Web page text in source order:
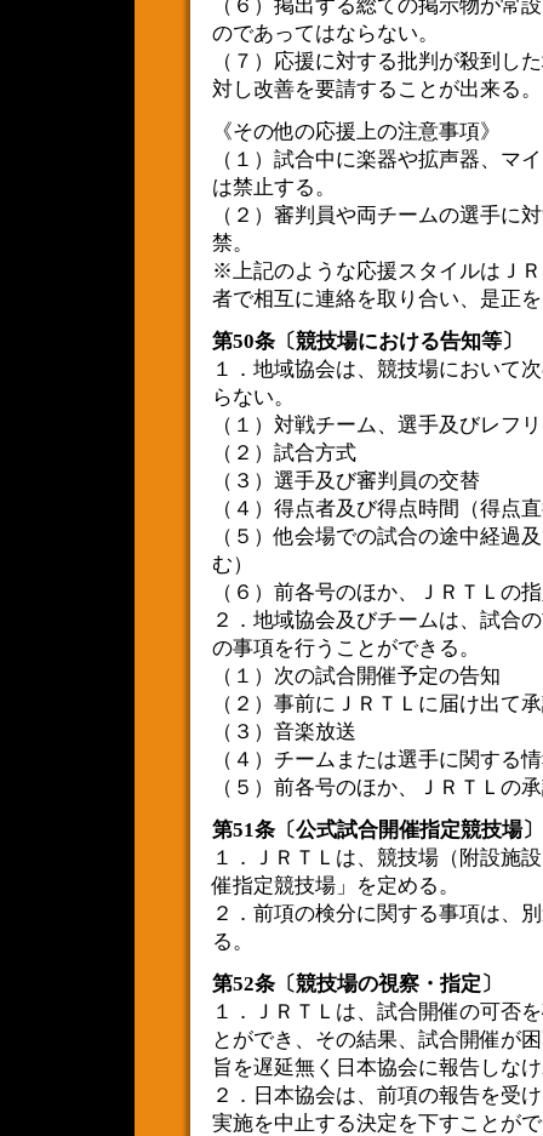
（６）掲出する総ての掲示物が常
のであってはならない。
（７）応援に対する批判が殺到し
対し改善を要請することが出来る。
《その他の応援上の注意事項》
（１）試合中に楽器や拡声器、マ
は禁止する。
（２）審判員や両チームの選手に
禁。
※上記のような応援スタイルはＪ
者で相互に連絡を取り合い、是正
第50条〔競技場における告知等〕
１．地域協会は、競技場において
らない。
（１）対戦チーム、選手及びレフ
（２）試合方式
（３）選手及び審判員の交替
（４）得点者及び得点時間（得点
（５）他会場での試合の途中経過
む）
（６）前各号のほか、ＪＲＴＬの
２．地域協会及びチームは、試合
の事項を行うことができる。
（１）次の試合開催予定の告知
（２）事前にＪＲＴＬに届け出て
（３）音楽放送
（４）チームまたは選手に関する
（５）前各号のほか、ＪＲＴＬの
第51条〔公式試合開催指定競技場〕
１．ＪＲＴＬは、競技場（附設施
催指定競技場」を定める。
２．前項の検分に関する事項は、
る。
第52条〔競技場の視察・指定〕
１．ＪＲＴＬは、試合開催の可否
とができ、その結果、試合開催が
旨を遅延無く日本協会に報告しな
２．日本協会は、前項の報告を受
実施を中止する決定を下すことが